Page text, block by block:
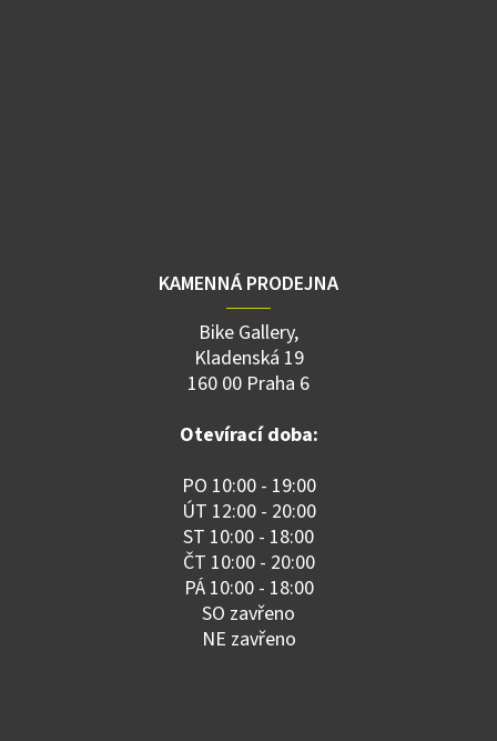
KAMENNÁ PRODEJNA
Bike Gallery,
Kladenská 19
160 00 Praha 6
Otevírací doba:
PO 10:00 - 19:00
ÚT 12:00 - 20:00
ST 10:00 - 18:00
ČT 10:00 - 20:00
PÁ 10:00 - 18:00
SO zavřeno
NE zavřeno